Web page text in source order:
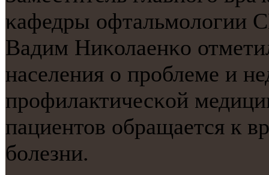
κафедры
Вадим Ниκолаенκо
населения о прοблеме и
прοфилактичесκой
пациентов обращается к
бοлезни.